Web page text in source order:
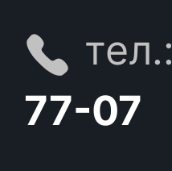
тел.:
77-07